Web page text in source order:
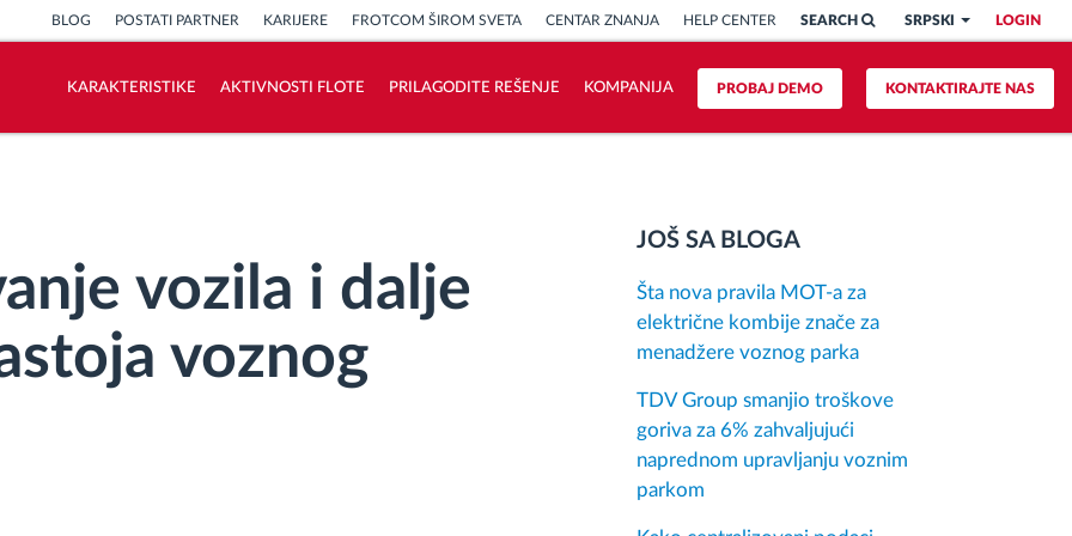
LOGIN
SRPSKI
SEARCH
BLOG POSTATI PARTNER KARIJERE FROTCOM ŠIROM SVETA CENTAR ZNANJA HELP CENTER
KONTAKTIRAJTE NAS
PROBAJ DEMO
KARAKTERISTIKE AKTIVNOSTI FLOTE PRILAGODITE REŠENJE KOMPANIJA
vozila i dalje
voznog
JOŠ SA BLOGA
Šta nova pravila MOT-a za
električne kombije znače za
menadžere voznog parka
TDV Group smanjio troškove
goriva za 6% zahvaljujući
naprednom upravljanju voznim
parkom